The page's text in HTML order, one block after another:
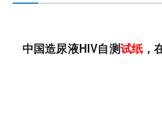
中国造尿液HIV自测试纸 ，